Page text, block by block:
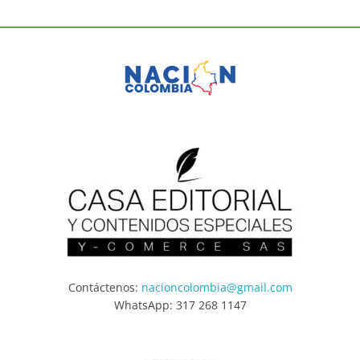
Contáctenos: nacioncolombia@gmail.com
WhatsApp: 317 268 1147